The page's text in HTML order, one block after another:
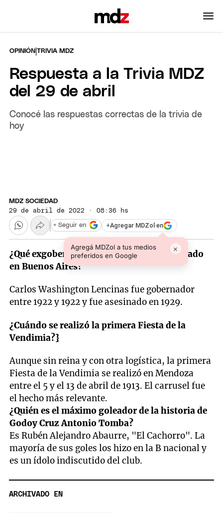
OPINIÓN |TRIVIA MDZ
Respuesta a la Trivia MDZ
del 29 de abril
Conocé las respuestas correctas de la trivia de
hoy
MDZ SOCIEDAD
29 de abril de 2022 · 08:36 hs
+Agregar MDZol en
Agregá MDZol a tus medios
preferidos en Google
×
+ Seguir en
¿Qué exgobernador mendocino fue asesinado
en Buenos Aires?
Carlos Washington Lencinas fue gobernador
entre 1922 y 1922 y fue asesinado en 1929.
¿Cuándo se realizó la primera Fiesta de la
Vendimia?}
Aunque sin reina y con otra logística, la primera
Fiesta de la Vendimia se realizó en Mendoza
entre el 5 y el 13 de abril de 1913. El carrusel fue
el hecho más relevante.
¿Quién es el máximo goleador de la historia de
Godoy Cruz Antonio Tomba?
Es Rubén Alejandro Abaurre, "El Cachorro". La
mayoría de sus goles los hizo en la B nacional y
es un ídolo indiscutido del club.
ARCHIVADO EN